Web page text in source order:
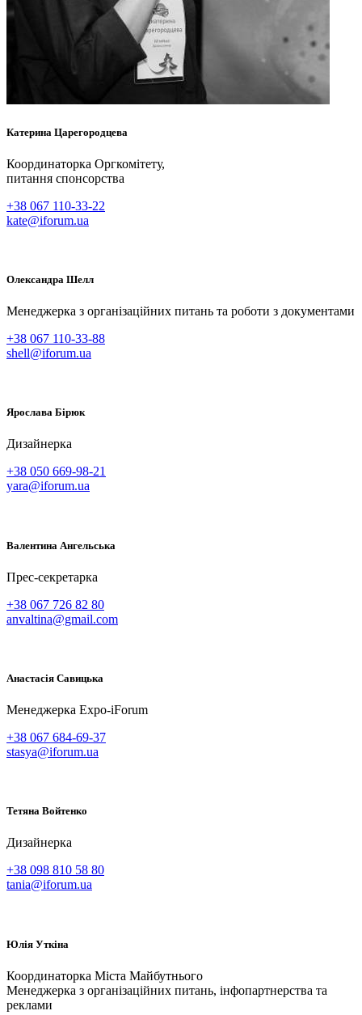
Катерина Царегородцева
Координаторка Оргкомітету,
питання спонсорства
+38 067 110-33-22
kate@iforum.ua
Олександра Шелл
Менеджерка з організаційних питань та роботи з документами
+38 067 110-33-88
shell@iforum.ua
Ярослава Бірюк
Дизайнерка
+38 050 669-98-21
yara@iforum.ua
Валентина Ангельська
Прес-секретарка
+38 067 726 82 80
anvaltina@gmail.com
Анастасія Савицька
Менеджерка Expo-iForum
+38 067 684-69-37
stasya@iforum.ua
Тетяна Войтенко
Дизайнерка
+38 098 810 58 80
tania@iforum.ua
Юлія Уткіна
Координаторка Міста Майбутнього
Менеджерка з організаційних питань, інфопартнерства та
реклами